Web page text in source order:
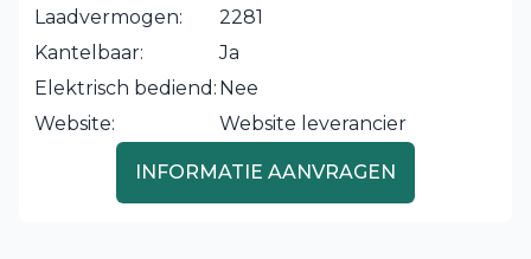
Laadvermogen:
2281
Kantelbaar:
Ja
Elektrisch bediend: Nee
Website:
Website leverancier
INFORMATIE AANVRAGEN